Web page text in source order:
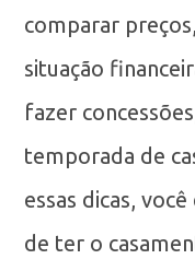
comparar
situação
fazer
temporada de
essas dicas,
de ter o